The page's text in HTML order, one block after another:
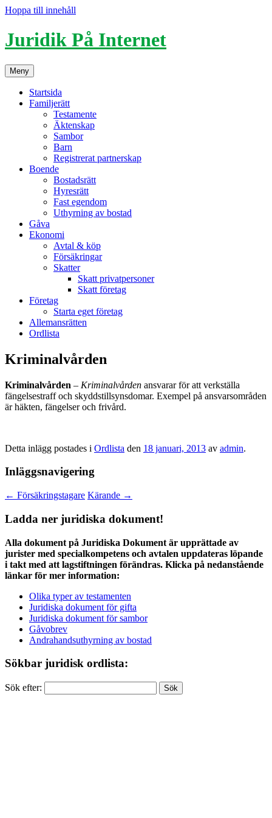
Hoppa till innehåll
Juridik På Internet
Meny
Startsida
Familjerätt
Testamente
Äktenskap
Sambor
Barn
Registrerat partnerskap
Boende
Bostadsrätt
Hyresrätt
Fast egendom
Uthyrning av bostad
Gåva
Ekonomi
Avtal & köp
Försäkringar
Skatter
Skatt privatpersoner
Skatt företag
Företag
Starta eget företag
Allemansrätten
Ordlista
Kriminalvården
Kriminalvården – Kriminalvården ansvarar för att verkställa
fängelsestraff och skyddstillsynsdomar. Exempel på ansvarsområden
är häkten, fängelser och frivård.
Detta inlägg postades i Ordlista den 18 januari, 2013 av admin.
Inläggsnavigering
← Försäkringstagare Kärande →
Ladda ner juridiska dokument!
Alla dokument på Juridiska Dokument är upprättade av
jurister med specialkompetens och avtalen uppdateras löpande
i takt med att lagstiftningen förändras. Klicka på nedanstående
länkar för mer information:
Olika typer av testamenten
Juridiska dokument för gifta
Juridiska dokument för sambor
Gåvobrev
Andrahandsuthyrning av bostad
Sökbar juridisk ordlista:
Sök efter: